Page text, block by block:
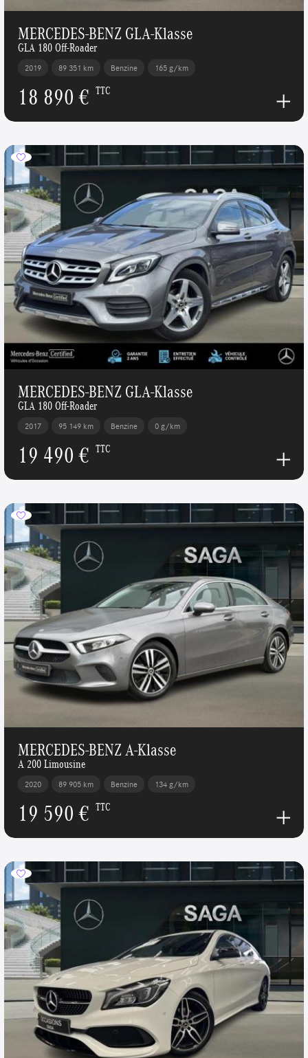
MERCEDES-BENZ GLA-Klasse
GLA 180 Off-Roader
2019 89 351 km Benzine 165 g/km
18 890 € TTC
MERCEDES-BENZ GLA-Klasse
GLA 180 Off-Roader
2017 95 149 km Benzine 0 g/km
19 490 € TTC
MERCEDES-BENZ A-Klasse
A 200 Limousine
2020 89 905 km Benzine 134 g/km
19 590 € TTC